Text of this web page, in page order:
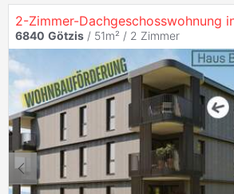
2-Zimmer-Dachgeschosswohnung
6840 Götzis / 51m² / 2 Zimmer